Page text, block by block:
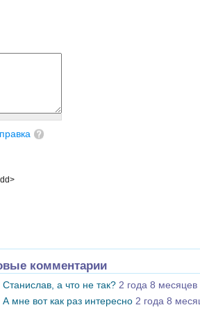
комментарии
Станислав, а что не так? 2 года 8 месяцев
А мне вот как раз интересно 2 года 8